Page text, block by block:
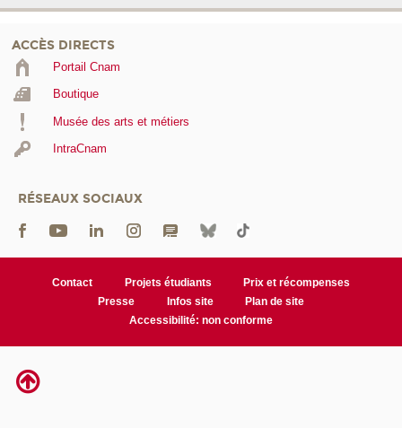
ACCÈS DIRECTS
Portail Cnam
Boutique
Musée des arts et métiers
IntraCnam
RÉSEAUX SOCIAUX
Contact Projets étudiants
Prix et récompenses
Presse
Infos site
Plan de site
Accessibilité: non conforme